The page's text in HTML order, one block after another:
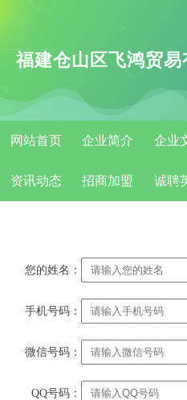
福建仓山区飞鸿贸易
网站首页 企业简介 企业
资讯动态 招商加盟 诚聘
您的姓名：
手机号码：
微信号码：
QQ号码：